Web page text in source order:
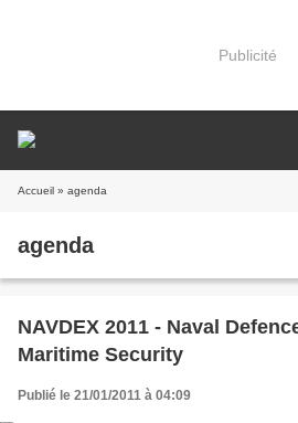
Publicité
Accueil » agenda
agenda
NAVDEX 2011 - Naval
Maritime Security
Publié le 21/01/2011 à 04:09